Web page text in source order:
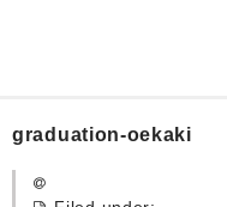
HOME
卒園記念品
graduation-oekaki